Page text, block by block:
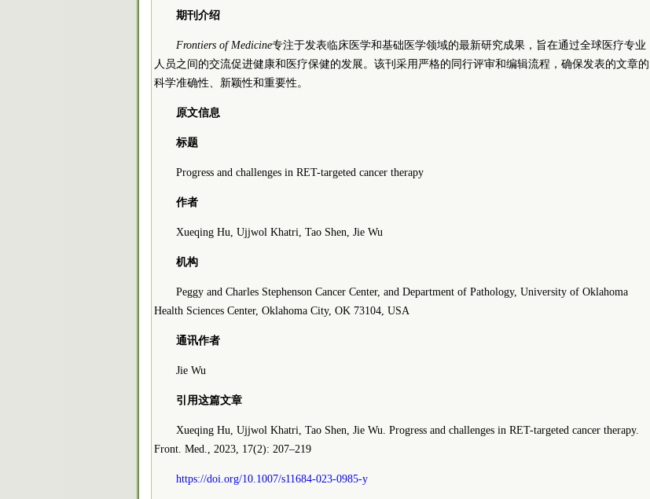
期刊介绍
Frontiers of Medicine专注于发表临床医学和基础医学领域的最新研究成果，旨在通过全球医疗专业
人员之间的交流促进健康和医疗保健的发展。该刊采用严格的同行评审和编辑流程，确保发表的文章的
科学准确性、新颖性和重要性。
原文信息
标题
Progress and challenges in RET-targeted cancer therapy
作者
Xueqing Hu, Ujjwol Khatri, Tao Shen, Jie Wu
机构
Peggy and Charles Stephenson Cancer Center, and Department of Pathology, University of Oklahoma
Health Sciences Center, Oklahoma City, OK 73104, USA
通讯作者
Jie Wu
引用这篇文章
Xueqing Hu, Ujjwol Khatri, Tao Shen, Jie Wu. Progress and challenges in RET-targeted cancer therapy.
Front. Med., 2023, 17(2): 207–219
https://doi.org/10.1007/s11684-023-0985-y